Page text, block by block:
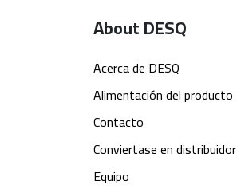
About DESQ
Acerca de DESQ
Alimentación del producto
Contacto
Conviertase en distribuidor
Equipo